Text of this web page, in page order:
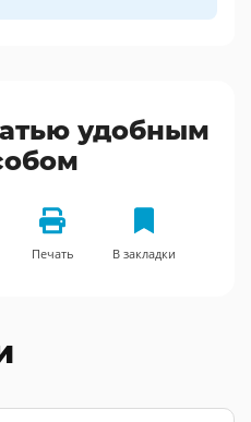
удобным
Печать В закладки